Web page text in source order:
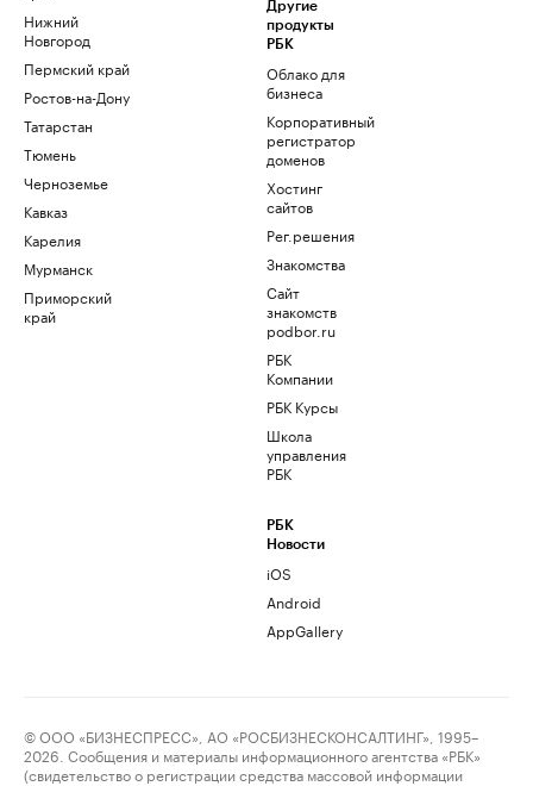
Нижний
Новгород
Пермский край
Ростов-на-Дону
Татарстан
Тюмень
Черноземье
Кавказ
Карелия
Мурманск
Приморский
край
Другие
продукты
РБК
Облако для
бизнеса
Корпоративный
регистратор
доменов
Хостинг
сайтов
Рег.решения
Знакомства
Сайт
знакомств
podbor.ru
РБК
Компании
РБК Курсы
Школа
управления
РБК
РБК
Новости
iOS
Android
AppGallery
© ООО «БИЗНЕСПРЕСС», АО «РОСБИЗНЕСКОНСАЛТИНГ», 1995–
2026. Сообщения и материалы информационного агентства «РБК»
(свидетельство о регистрации средства массовой информации